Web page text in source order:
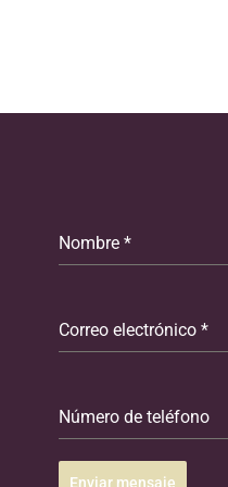
Nombre *
Correo electrónico *
Número de teléfono
Enviar mensaje